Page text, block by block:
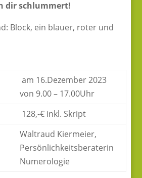
dir schlummert!
Block, ein blauer, roter und
am 16.Dezember 2023
von 9.00 – 17.00Uhr
128,-€ inkl. Skript
Waltraud Kiermeier,
Persönlichkeitsberaterin
Numerologie